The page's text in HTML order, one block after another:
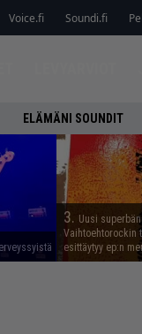
Voice.fi Soundi.fi
ELÄMÄNI SOUNDIT
3. Uusi
Vaihtoehtorockin
esittäytyy ep:n